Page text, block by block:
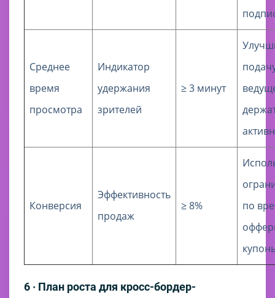
Среднее
время
просмотра
Индикатор
удержания
зрителей
≥ 3 минут
Конверсия
Эффективность
продаж
≥ 8%
по
6 · План роста для кросс-бордер-